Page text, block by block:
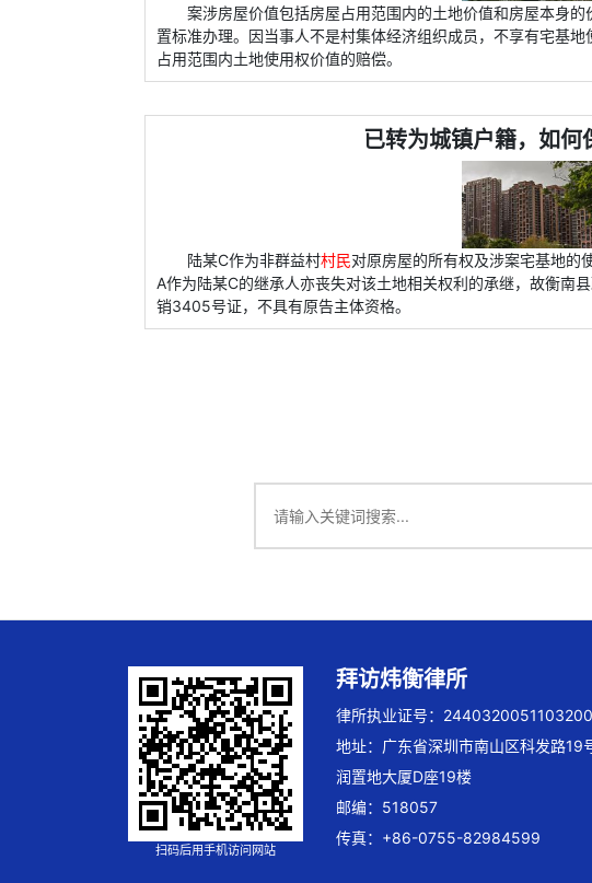
案涉房屋价值包括房屋占用范围内的土地价值和房屋本身的
置标准办理。因当事人不是村集体经济组织成员，不享有宅基
占用范围内土地使用权价值的赔偿。
已转为城镇户籍，如何
陆某C作为非群益村村民对原房屋的所有权及涉案宅基地的
A作为陆某C的继承人亦丧失对该土地相关权利的承继，故衡南
销3405号证，不具有原告主体资格。
扫码后用手机访问网站
拜访炜衡律所
律所执业证号：
地址：广东省深圳市南山区科发路19
润置地大厦D座19楼
邮编：518057
传真：+86-0755-82984599